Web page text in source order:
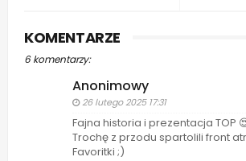
KOMENTARZE
6 komentarzy:
Anonimowy
26 lutego 2025 17:31
Fajna historia i prezentacja TOP
Trochę z przodu spartolili front
Favoritki ;)